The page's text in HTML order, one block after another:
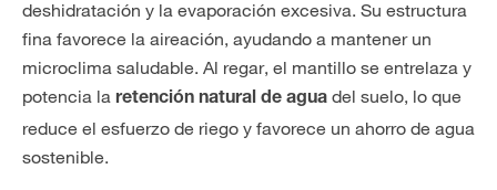
deshidratación y la evaporación excesiva. Su estructura
fina favorece la aireación, ayudando a mantener un
microclima saludable. Al regar, el mantillo se entrelaza y
potencia la retención natural de agua del suelo, lo que
reduce el esfuerzo de riego y favorece un ahorro de agua
sostenible.